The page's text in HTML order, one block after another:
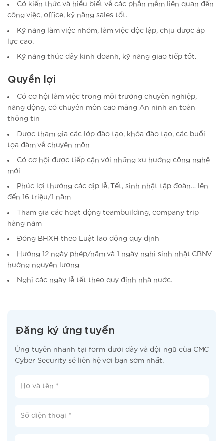
Có kiến thức và hiểu biết về các phần mềm liên quan đến
công việc, office, kỹ năng sales tốt.
Kỹ năng làm việc nhóm, làm việc độc lập, chịu được áp
lực cao.
Kỹ năng thúc đẩy kinh doanh, kỹ năng giao tiếp tốt.
Quyền lợi
Có cơ hội làm việc trong môi trường chuyên nghiệp,
năng động, có chuyên môn cao mảng An ninh an toàn
thông tin
Được tham gia các lớp đào tạo, khóa đào tạo, các buổi
tọa đàm về chuyên môn
Có cơ hội được tiếp cận với những xu hướng công nghệ
mới
Phúc lợi thưởng các dịp lễ, Tết, sinh nhật tập đoàn… lên
đến 16 triệu/1 năm
Tham gia các hoạt động teambuilding, company trip
hàng năm
Đóng BHXH theo Luật lao động quy định
Hưởng 12 ngày phép/năm và 1 ngày nghỉ sinh nhật CBNV
hưởng nguyên lương
Nghỉ các ngày lễ tết theo quy định nhà nước.
Đăng ký ứng tuyển
Ứng tuyển nhanh tại form dưới đây và đội ngũ của CMC
Cyber Security sẽ liên hệ với bạn sớm nhất.